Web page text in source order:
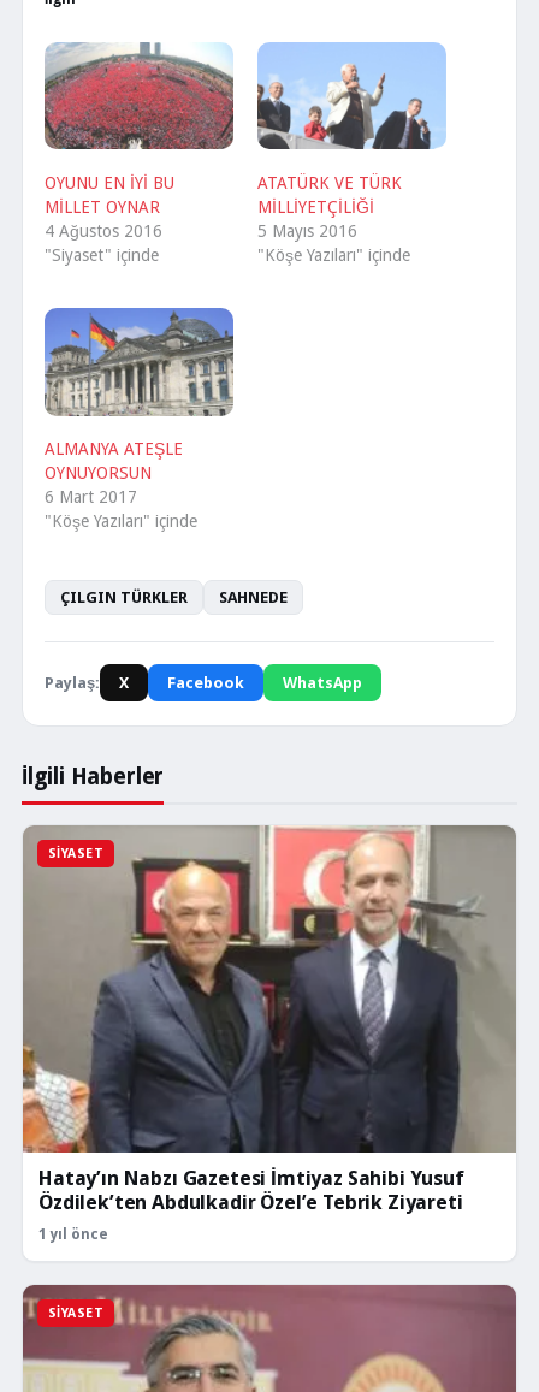
OYUNU EN İYİ BU
MİLLET OYNAR
4 Ağustos 2016
"Siyaset" içinde
ATATÜRK VE TÜRK
MİLLİYETÇİLİĞİ
5 Mayıs 2016
"Köşe Yazıları" içinde
ALMANYA ATEŞLE
OYNUYORSUN
6 Mart 2017
"Köşe Yazıları" içinde
ÇILGIN TÜRKLER SAHNEDE
Paylaş: X Facebook WhatsApp
İlgili Haberler
SIYASET
Hatay’ın Nabzı Gazetesi İmtiyaz Sahibi Yusuf
Özdilek’ten Abdulkadir Özel’e Tebrik Ziyareti
1 yıl önce
SIYASET